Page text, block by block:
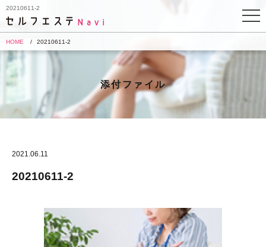
20210611-2
HOME 20210611-2
添付ファイル
2021.06.11
20210611-2